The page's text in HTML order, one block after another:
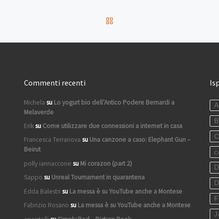
RITORNA ALLA LISTA
Commenti recenti
Michela su Lo yogurt bio dell’Antico Podere Bernardi a
Melaverde
Eriksu Come utilizzare due connessioni a internet in casa
Francesca Terranova su Una canzone a caso: Elephant Gun –
Beirut
polly iannaccone su Mi corazon (part 2)
Sappo su Unreal Tournament in quarantena
Edda Balestri su La messa è su YouTube anche a Montese
Fabrizio Rosano su La messa è su YouTube anche a Montese